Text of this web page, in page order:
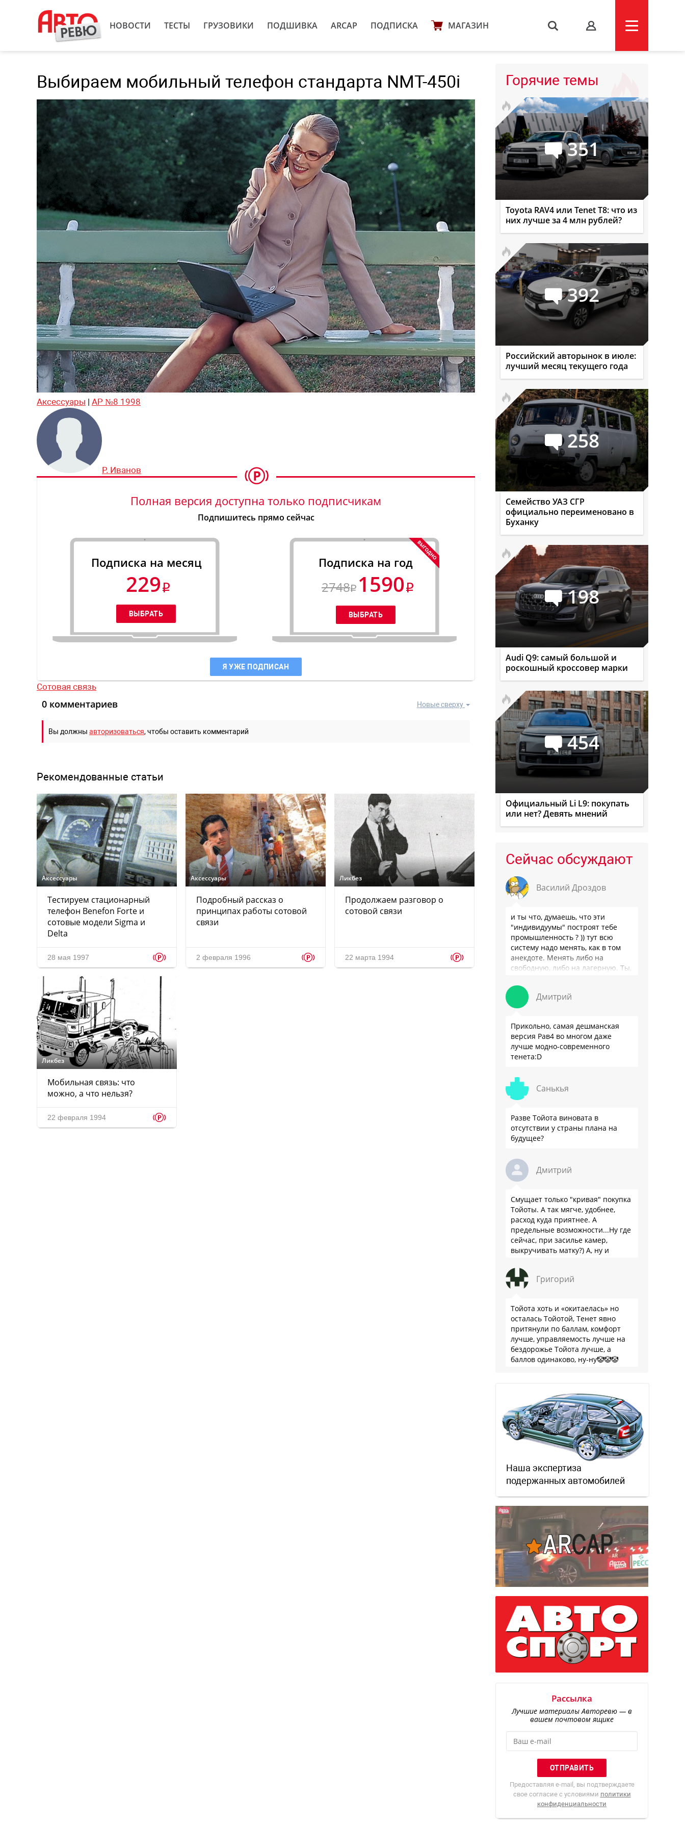
НОВОСТИ ТЕСТЫ ГРУЗОВИКИ ПОДШИВКА ARCAP ПОДПИСКА МАГАЗИН s
Выбираем мобильный телефон стандарта NMT-450i
Аксессуары | АР №8 1998
Р. Иванов
Полная версия доступна только подписчикам
Подпишитесь прямо сейчас
Подписка на месяц
229
Подписка на год
2748 1590
Я УЖЕ ПОДПИСАН
Сотовая связь
Новые сверху
0 комментариев
Вы должны авторизоваться, чтобы оставить комментарий
Рекомендованные статьи
Аксессуары
Тестируем стационарный
телефон Benefon Forte и
сотовые модели Sigma и
Delta
28 мая 1997 p
Аксессуары
Подробный рассказ о
принципах работы сотовой
связи
2 февраля 1996 p
Ликбез
Продолжаем разговор о
сотовой связи
22 марта 1994 p
Ликбез
Мобильная связь: что
можно, а что нельзя?
22 февраля 1994 p
Горячие темы
351
Toyota RAV4 или Tenet T8: что из
них лучше за 4 млн рублей?
392
Российский авторынок в июле:
лучший месяц текущего года
258
Семейство УАЗ СГР
официально переименовано в
Буханку
198
Audi Q9: самый большой и
роскошный кроссовер марки
454
Официальный Li L9: покупать
или нет? Девять мнений
Сейчас обсуждают
Василий Дроздов
и ты что, думаешь, что эти
"индивидуумы" построят тебе
промышленность ? )) тут всю
систему надо менять, как в том
анекдоте. Менять либо на
свободную, либо на лагерную. Ты,
Дмитрий
Прикольно, самая дешманская
версия Рав4 во многом даже
лучше модно-современного
тенета:D
Санькья
Разве Тойота виновата в
отсутствии у страны плана на
будущее?
Дмитрий
Смущает только "кривая" покупка
Тойоты. А так мягче, удобнее,
расход куда приятнее. А
предельные возможности...Ну где
сейчас, при засилье камер,
выкручивать матку?) А, ну и
забываем.
Григорий
Тойота хоть и «окитаелась» но
осталась Тойотой, Тенет явно
притянули по баллам, комфорт
лучше, управляемость лучше на
бездорожье Тойота лучше, а
баллов одинаково, ну-ну🤡🤡🤡
Наша экспертиза
подержанных автомобилей
Рассылка
Лучшие материалы Авторевю — в
вашем почтовом ящике
Предоставляя e-mail, вы подтверждаете
свое согласие с условиями политики
конфиденциальности